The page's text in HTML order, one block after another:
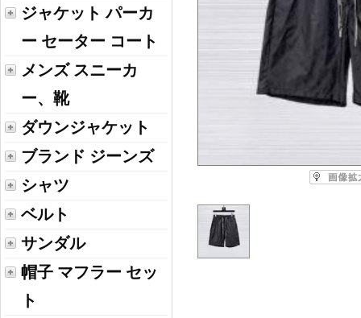
ジャケット パーカ
ー セーター コート
メンズ スニーカ
ー、靴
ダウンジャケット
ブランド ジーンズ
シャツ
ベルト
サンダル
帽子 マフラー セッ
ト